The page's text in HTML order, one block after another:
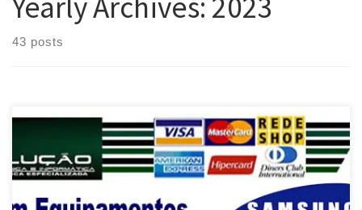
43 posts
Solução Eletrônica , Conserto e Manutenção Especializada
Samsung em Brasília / DF Manutenção Especializada , Acessórios
e Peças TV de LED Samsung – Brasília /DF Manutenção